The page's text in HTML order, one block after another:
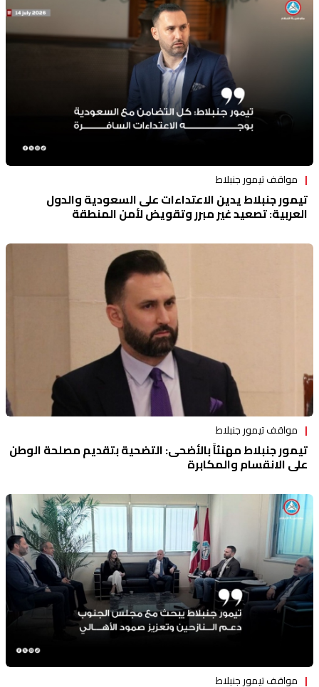
منوعات
مواقف تيمور جنبلاط
تيمور جنبلاط يدين الاعتداءات على السعودية والدول
العربية: تصعيد غير مبرر وتقويض لأمن المنطقة
مواقف تيمور جنبلاط
تيمور جنبلاط مهنئاً بالأضحى: التضحية بتقديم مصلحة الوطن
على الانقسام والمكابرة
مواقف تيمور جنبلاط